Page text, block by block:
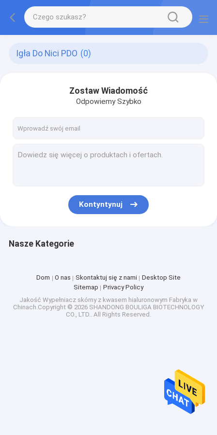
Igła Do Nici PDO (0)
Zostaw Wiadomość
Odpowiemy Szybko
Kontyntynuj
Nasze Kategorie
Dom O nas Skontaktuj się z nami
Desktop Site
Sitemap
Privacy Policy
Jakość Wypełniacz skórny z kwasem hialuronowym Fabryka w
Chinach.Copyright © 2026 SHANDONG BOULIGA BIOTECHNOLOGY
CO., LTD.. All Rights Reserved.